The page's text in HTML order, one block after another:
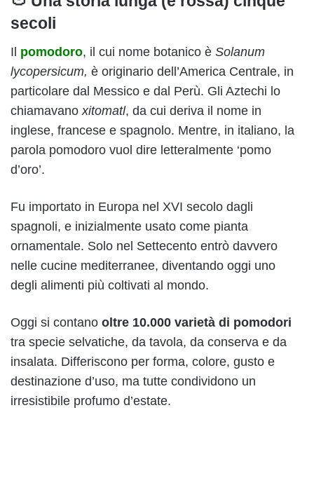
secoli
Il pomodoro, il cui nome botanico è Solanum
lycopersicum, è originario dell’America Centrale, in
particolare dal Messico e dal Perù. Gli Aztechi lo
chiamavanoxitomatl, da cui deriva il nome in
inglese, francese e spagnolo. Mentre, in italiano, la
parola pomodoro vuol dire letteralmente ‘pomo
d’oro’.
Fu importato in Europa nel XVI secolo dagli
spagnoli, e inizialmente usato come pianta
ornamentale. Solo nel Settecento entrò davvero
nelle cucine mediterranee, diventando oggi uno
degli alimenti più coltivati al mondo.
Oggi si contano oltre 10.000 varietà di pomodori
tra specie selvatiche, da tavola, da conserva e da
insalata. Differiscono per forma, colore, gusto e
destinazione d’uso, ma tutte condividono un
irresistibile profumo d’estate.